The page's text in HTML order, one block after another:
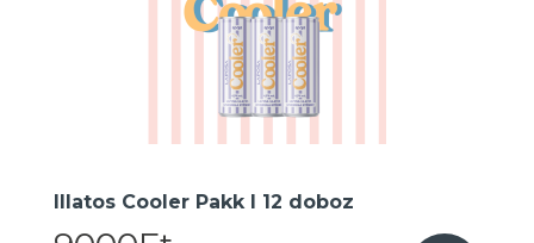
Illatos Cooler Pakk I 12 doboz